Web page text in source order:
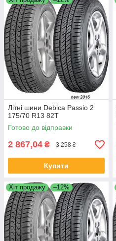
Літні шини Debica Passio 2
175/70 R13 82T
Готово до відправки
2 867,04 ₴ 3 258 ₴
Купити
Хіт продажу –12%